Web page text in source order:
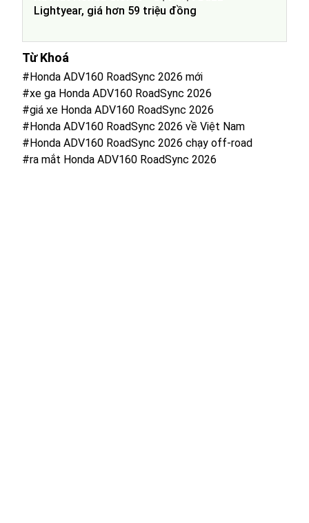
Lightyear, giá hơn 59 triệu đồng
Từ Khoá
#Honda ADV160 RoadSync 2026 mới
#xe ga Honda ADV160 RoadSync 2026
#giá xe Honda ADV160 RoadSync 2026
#Honda ADV160 RoadSync 2026 về Việt Nam
#Honda ADV160 RoadSync 2026 chạy off-road
#ra mắt Honda ADV160 RoadSync 2026